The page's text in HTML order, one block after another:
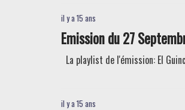
il y a 15 ans
Emission du 27
La playlist de l'émission: El
il y a 15 ans